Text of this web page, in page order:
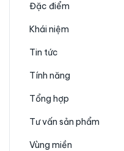
Đặc điểm
Khái niệm
Tin tức
Tính năng
Tổng hợp
Tư vấn sản phẩm
Vùng miền